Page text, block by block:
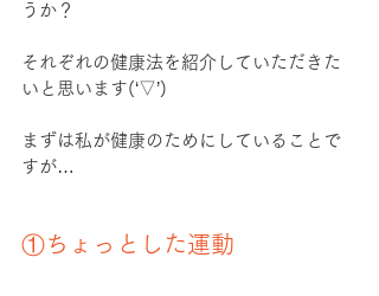
うか？
それぞれの健康法を紹介していただきた
いと思います(‘▽’)
まずは私が健康のためにしていることで
すが…
①ちょっとした運動